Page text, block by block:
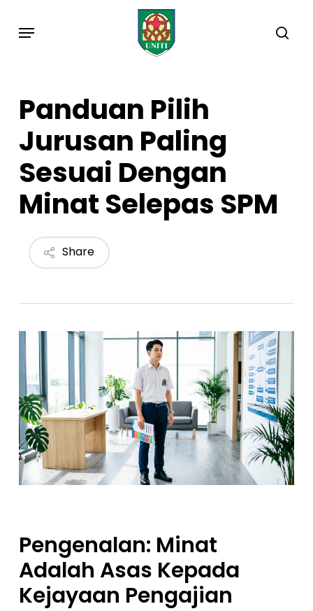
Menu
Panduan Pilih
Jurusan Paling
Sesuai Dengan
Minat Selepas SPM
Share
Pengenalan: Minat
Adalah Asas Kepada
Kejayaan Pengajian